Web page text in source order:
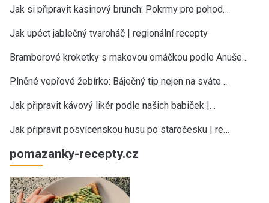
Jak si připravit kasinový brunch: Pokrmy pro pohod…
Jak upéct jablečný tvaroháč | regionální recepty
Bramborové kroketky s makovou omáčkou podle Anuše…
Plněné vepřové žebírko: Báječný tip nejen na sváte…
Jak připravit kávový likér podle našich babiček |…
Jak připravit posvícenskou husu po staročesku | re…
pomazanky-recepty.cz